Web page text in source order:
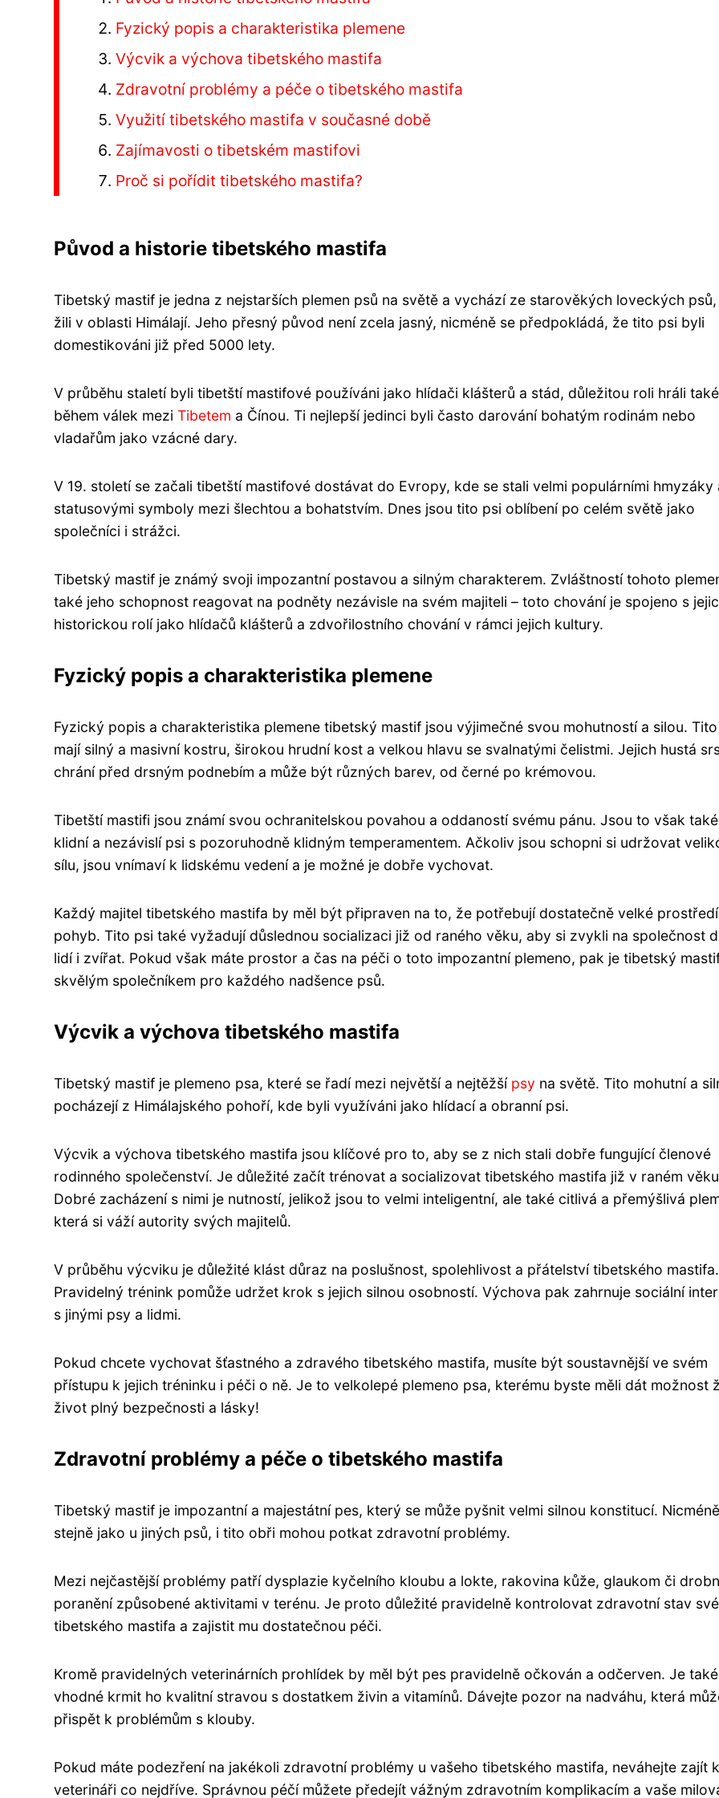
Fyzický popis a charakteristika plemene
Výcvik a výchova tibetského mastifa
Zdravotní problémy a péče o tibetského mastifa
Využití tibetského mastifa v současné době
Zajímavosti o tibetském mastifovi
Proč si pořídit tibetského mastifa?
Původ a historie tibetského mastifa
Tibetský mastif je jedna z nejstarších plemen psů na světě a vychází ze starověkých loveckých
žili v oblasti Himálají. Jeho přesný původ není zcela jasný, nicméně se předpokládá, že tito psi byli
domestikováni již před 5000 lety.
V průběhu staletí byli tibetští mastifové používáni jako hlídači klášterů a stád, důležitou roli hráli také
během válek mezi Tibetem a Čínou. Ti nejlepší jedinci byli často darování bohatým rodinám nebo
vladařům jako vzácné dary.
V 19. století se začali tibetští mastifové dostávat do Evropy, kde se stali velmi populárními hmyzáky
statusovými symboly mezi šlechtou a bohatstvím. Dnes jsou tito psi oblíbení po celém světě jako
společníci i strážci.
Tibetský mastif je známý svoji impozantní postavou a silným charakterem. Zvláštností tohoto
také jeho schopnost reagovat na podněty nezávisle na svém majiteli – toto chování je spojeno s
historickou rolí jako hlídačů klášterů a zdvořilostního chování v rámci jejich kultury.
Fyzický popis a charakteristika plemene
Fyzický popis a charakteristika plemene tibetský mastif jsou výjimečné svou mohutností a silou.
mají silný a masivní kostru, širokou hrudní kost a velkou hlavu se svalnatými čelistmi. Jejich hustá
chrání před drsným podnebím a může být různých barev, od černé po krémovou.
Tibetští mastifi jsou známí svou ochranitelskou povahou a oddaností svému pánu. Jsou to však také
klidní a nezávislí psi s pozoruhodně klidným temperamentem. Ačkoliv jsou schopni si udržovat
sílu, jsou vnímaví k lidskému vedení a je možné je dobře vychovat.
Každý majitel tibetského mastifa by měl být připraven na to, že potřebují dostatečně velké
pohyb. Tito psi také vyžadují důslednou socializaci již od raného věku, aby si zvykli na společnost
lidí i zvířat. Pokud však máte prostor a čas na péči o toto impozantní plemeno, pak je tibetský
skvělým společníkem pro každého nadšence psů.
Výcvik a výchova tibetského mastifa
Tibetský mastif je plemeno psa, které se řadí mezi největší a nejtěžší psy na světě. Tito mohutní a
pocházejí z Himálajského pohoří, kde byli využíváni jako hlídací a obranní psi.
Výcvik a výchova tibetského mastifa jsou klíčové pro to, aby se z nich stali dobře fungující členové
rodinného společenství. Je důležité začít trénovat a socializovat tibetského mastifa již v raném
Dobré zacházení s nimi je nutností, jelikož jsou to velmi inteligentní, ale také citlivá a přemýšlivá
která si váží autority svých majitelů.
V průběhu výcviku je důležité klást důraz na poslušnost, spolehlivost a přátelství tibetského mastifa.
Pravidelný trénink pomůže udržet krok s jejich silnou osobností. Výchova pak zahrnuje sociální
s jinými psy a lidmi.
Pokud chcete vychovat šťastného a zdravého tibetského mastifa, musíte být soustavnější ve svém
přístupu k jejich tréninku i péči o ně. Je to velkolepé plemeno psa, kterému byste měli dát možnost
život plný bezpečnosti a lásky!
Zdravotní problémy a péče o tibetského mastifa
Tibetský mastif je impozantní a majestátní pes, který se může pyšnit velmi silnou konstitucí.
stejně jako u jiných psů, i tito obři mohou potkat zdravotní problémy.
Mezi nejčastější problémy patří dysplazie kyčelního kloubu a lokte, rakovina kůže, glaukom či
poranění způsobené aktivitami v terénu. Je proto důležité pravidelně kontrolovat zdravotní stav
tibetského mastifa a zajistit mu dostatečnou péči.
Kromě pravidelných veterinárních prohlídek by měl být pes pravidelně očkován a odčerven. Je také
vhodné krmit ho kvalitní stravou s dostatkem živin a vitamínů. Dávejte pozor na nadváhu, která
přispět k problémům s klouby.
Pokud máte podezření na jakékoli zdravotní problémy u vašeho tibetského mastifa, neváhejte zajít k
veterináři co nejdříve. Správnou péčí můžete předejít vážným zdravotním komplikacím a vaše